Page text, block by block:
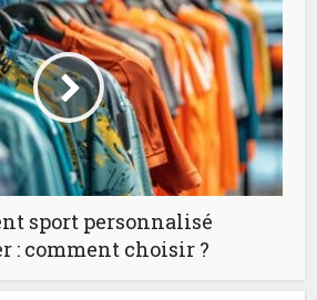
sport personnalisé
: comment choisir ?